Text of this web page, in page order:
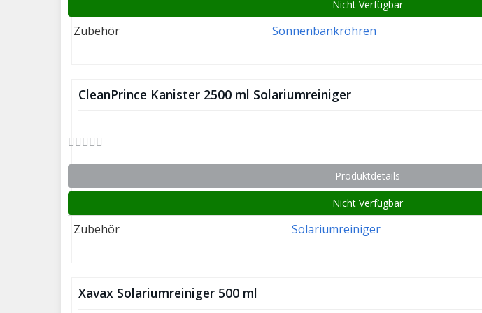
Nicht Verfügbar
Zubehör Sonnenbankröhren
CleanPrince Kanister 2500 ml Solariumreiniger
Produktdetails
Nicht Verfügbar
Zubehör Solariumreiniger
Xavax Solariumreiniger 500 ml